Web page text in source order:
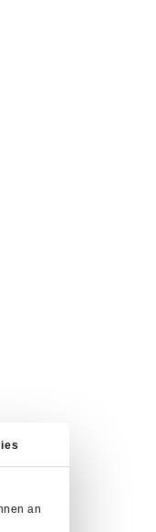
an